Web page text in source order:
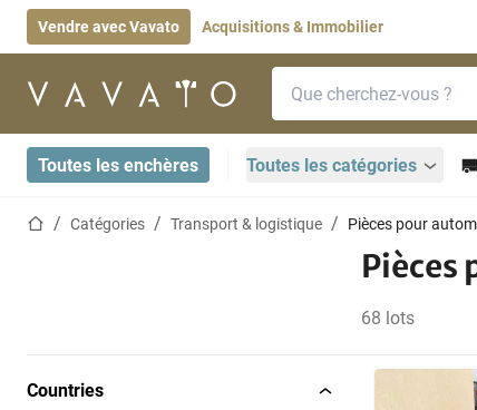
Vendre avec Vavato Acquisitions & Immobilier
Page d'accueil
Toutes les enchères Toutes les catégories
Page d'accueil
Catégories Transport & logistique Pièces pour
Pièces
68 lots
Countries